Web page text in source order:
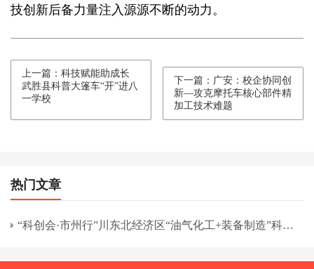
技创新后备力量注入源源不断的动力。
上一篇：科技赋能助成长
武胜县科普大篷车“开”进八
一学校
下一篇：广安：校企协同创
新—攻克摩托车核心部件精
加工技术难题
热门文章
“科创会·市州行”川东北经济区“油气化工+装备制造”科技